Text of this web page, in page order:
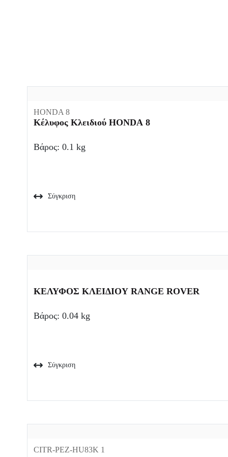
HONDA 8
Κέλυφος Κλειδιού HONDA 8
Βάρος: 0.1 kg
Σύγκριση
ΚΕΛΥΦΟΣ ΚΛΕΙΔΙΟΥ RANGE ROVER
Βάρος: 0.04 kg
Σύγκριση
CITR-PEZ-HU83K 1